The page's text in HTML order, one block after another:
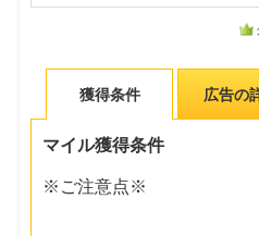
獲得条件 広告の
マイル獲得条件
※ご注意点※